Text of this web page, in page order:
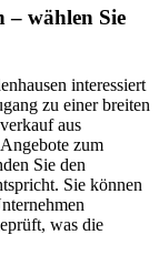
– wählen Sie
interessiert
zu einer breiten
aus
zum
Sie den
Sie können
was die